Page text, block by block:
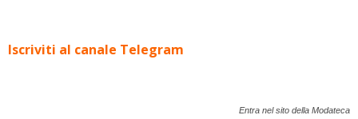
Iscriviti al canale Telegram
Entra nel sito della Modateca